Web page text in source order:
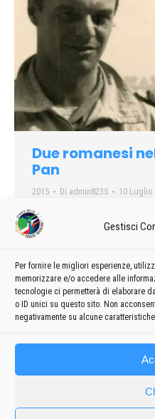
Gestisci
Per fornire le migliori esperienze,
memorizzare e/o accedere alle
tecnologie ci permetterà di elaborare
o ID unici su questo sito. Non
negativamente su alcune
Due romanesi
Pan
2015 Di admin8235 10 Luglio
Le celebrazioni di questi
nascita delle Frecce Tricolori,
legata e partecipe della
nazionale, con le sue
mondo.